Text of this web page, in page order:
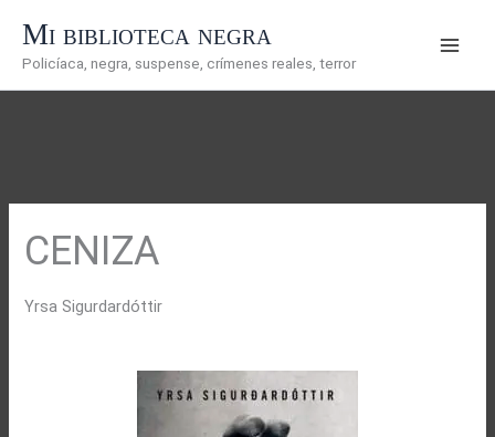
contenido
Mi biblioteca negra
Policíaca, negra, suspense, crímenes reales, terror
CENIZA
Yrsa Sigurdardóttir